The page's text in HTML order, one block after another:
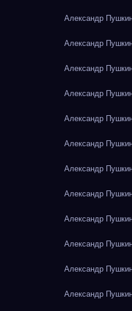
Александр
Александр
Александр
Александр
Александр
Александр
Александр
Александр
Александр
Александр
Александр
Александр